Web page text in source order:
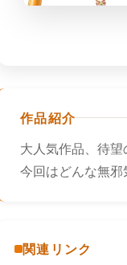
作品紹介
大人気作品、待望
今回はどんな無
関連リンク